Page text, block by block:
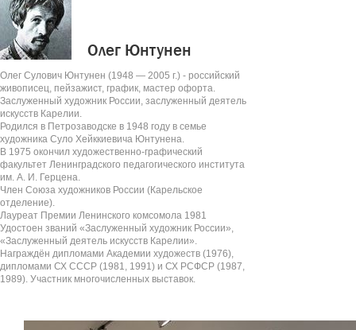
Олег Юнтунен
Олег Сулович Юнтунен (1948 — 2005 г.) - российский
живописец, пейзажист, график, мастер офорта.
Заслуженный художник России, заслуженный деятель
искусств Карелии.
Родился в Петрозаводске в 1948 году в семье
художника Суло Хейккиевича Юнтунена.
В 1975 окончил художественно-графический
факультет Ленинградского педагогического института
им. А. И. Герцена.
Член Союза художников России (Карельское
отделение).
Лауреат Премии Ленинского комсомола 1981
Удостоен званий «Заслуженный художник России»,
«Заслуженный деятель искусств Карелии».
Награждён дипломами Академии художеств (1976),
дипломами СХ СССР (1981, 1991) и СХ РСФСР (1987,
1989). Участник многочисленных выставок.